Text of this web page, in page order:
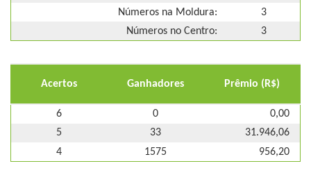
Números na Moldura:
3
Números no Centro:
3
Acertos Ganhadores Prêmio (R$)
6 0
0,00
5
33
31.946,06
4
1575 956,20